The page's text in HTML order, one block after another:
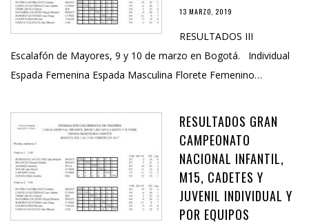
13 MARZO, 2019
RESULTADOS III
Escalafón de Mayores, 9 y 10 de marzo en Bogotá. Individual
Espada Femenina Espada Masculina Florete Femenino…
RESULTADOS GRAN
CAMPEONATO
NACIONAL INFANTIL,
M15, CADETES Y
JUVENIL INDIVIDUAL Y
POR EQUIPOS